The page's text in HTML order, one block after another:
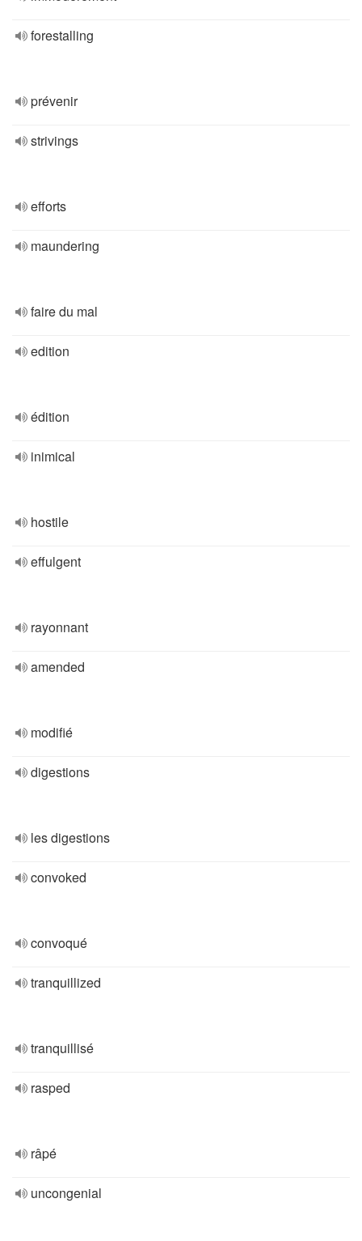
forestalling
prévenir
strivings
efforts
maundering
faire du mal
edition
édition
inimical
hostile
effulgent
rayonnant
amended
modifié
digestions
les digestions
convoked
convoqué
tranquillized
tranquillisé
rasped
râpé
uncongenial